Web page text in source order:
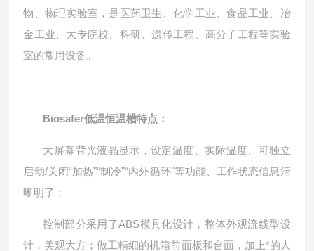
物、物理实验室，是医药卫生、化学工业、食品工业、冶
金工业、大专院校、科研、遗传工程、高分子工程等实验
室的常用设备。
Biosafer低温恒温槽特点：
大屏幕背光液晶显示，设定温度、实际温度、可独立
启动/关闭“加热"“制冷"“内外循环"等功能、工作状态信息清
晰明了；
控制部分采用了ABS模具化设计，整体外观流线型设
计，美观大方；做工精细的机箱前面板和台面，加上*的人